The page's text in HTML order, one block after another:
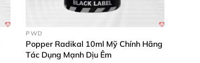
PWD
Popper Radikal 10ml Mỹ Chính Hãng
Tác Dụng Mạnh Dịu Êm